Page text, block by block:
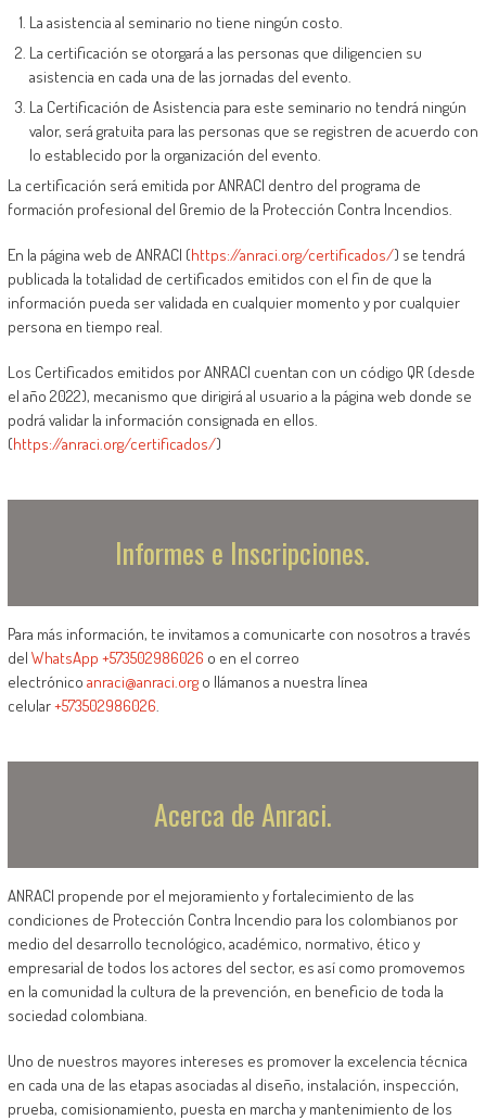
La asistencia al seminario no tiene ningún costo.
La certificación se otorgará a las personas que diligencien su
asistencia en cada una de las jornadas del evento.
La Certificación de Asistencia para este seminario no tendrá ningún
valor, será gratuita para las personas que se registren de acuerdo con
lo establecido por la organización del evento.
La certificación será emitida por ANRACI dentro del programa de
formación profesional del Gremio de la Protección Contra Incendios.
En la página web de ANRACI (https://anraci.org/certificados/) se tendrá
publicada la totalidad de certificados emitidos con el fin de que la
información pueda ser validada en cualquier momento y por cualquier
persona en tiempo real.
Los Certificados emitidos por ANRACI cuentan con un código QR (desde
el año 2022), mecanismo que dirigirá al usuario a la página web donde se
podrá validar la información consignada en ellos.
(https://anraci.org/certificados/)
Informes e Inscripciones.
Para más información, te invitamos a comunicarte con nosotros a través
del WhatsApp +573502986026 o en el correo
electrónico anraci@anraci.orgo llámanos a nuestra línea
celular+573502986026.
Acerca de Anraci.
ANRACI propende por el mejoramiento y fortalecimiento de las
condiciones de Protección Contra Incendio para los colombianos por
medio del desarrollo tecnológico, académico, normativo, ético y
empresarial de todos los actores del sector, es así como promovemos
en la comunidad la cultura de la prevención, en beneficio de toda la
sociedad colombiana.
Uno de nuestros mayores intereses es promover la excelencia técnica
en cada una de las etapas asociadas al diseño, instalación, inspección,
prueba, comisionamiento, puesta en marcha y mantenimiento de los